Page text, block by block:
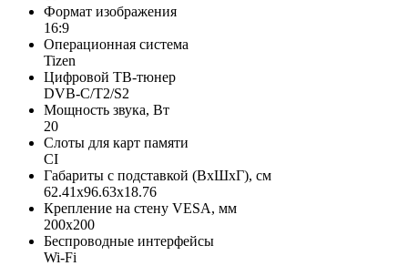
Формат изображения
16:9
Операционная система
Tizen
Цифровой ТВ-тюнер
DVB-C/T2/S2
Мощность звука, Вт
20
Слоты для карт памяти
CI
Габариты с подставкой (ВxШxГ), см
62.41x96.63x18.76
Крепление на стену VESA, мм
200x200
Беспроводные интерфейсы
Wi-Fi